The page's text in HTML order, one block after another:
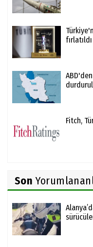
fırlatıldı
Fitch,
Son